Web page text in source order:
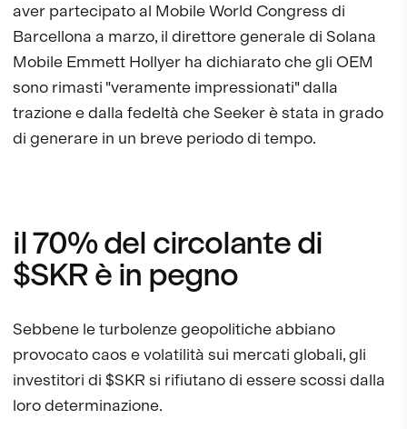
aver partecipato al Mobile World Congress di
Barcellona a marzo, il direttore generale di Solana
Mobile Emmett Hollyer ha dichiarato che gli OEM
sono rimasti "veramente impressionati" dalla
trazione e dalla fedeltà che Seeker è stata in grado
di generare in un breve periodo di tempo.
il 70% del circolante di
$SKR è in pegno
Sebbene le turbolenze geopolitiche abbiano
provocato caos e volatilità sui mercati globali, gli
investitori di $SKR si rifiutano di essere scossi dalla
loro determinazione.